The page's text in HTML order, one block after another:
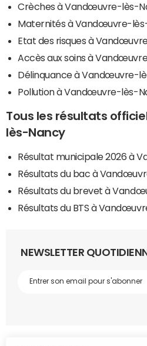
Crèches à Vandœuvre-lès-
Maternités à Vandœuvre-
Etat des risques à
Accès aux soins à
Délinquance à Vandœuvre-
Pollution à Vandœuvre-lès-
Tous les résultats
lès-Nancy
Résultat municipale 2026 à
Résultats du bac à
Résultats du brevet à
Résultats du BTS à
NEWSLETTER